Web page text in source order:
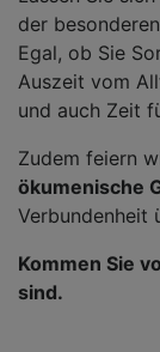
der
Egal, ob Sie
Auszeit vom
und auch Zeit
Zudem feiern
ökumenische
Verbundenheit
Kommen Sie
sind.